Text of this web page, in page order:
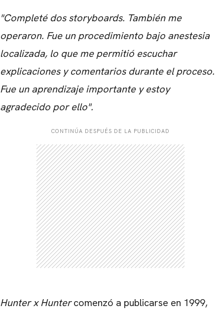
"Completé dos storyboards. También me
operaron. Fue un procedimiento bajo anestesia
localizada, lo que me permitió escuchar
explicaciones y comentarios durante el proceso.
Fue un aprendizaje importante y estoy
agradecido por ello".
CONTINÚA DESPUÉS DE LA PUBLICIDAD
Hunter x Huntercomenzó a publicarse en 1999,